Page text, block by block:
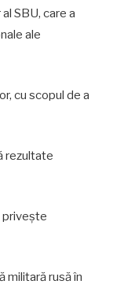
SBU, care a
ale
cu scopul de a
rezultate
privește
militară rusă în